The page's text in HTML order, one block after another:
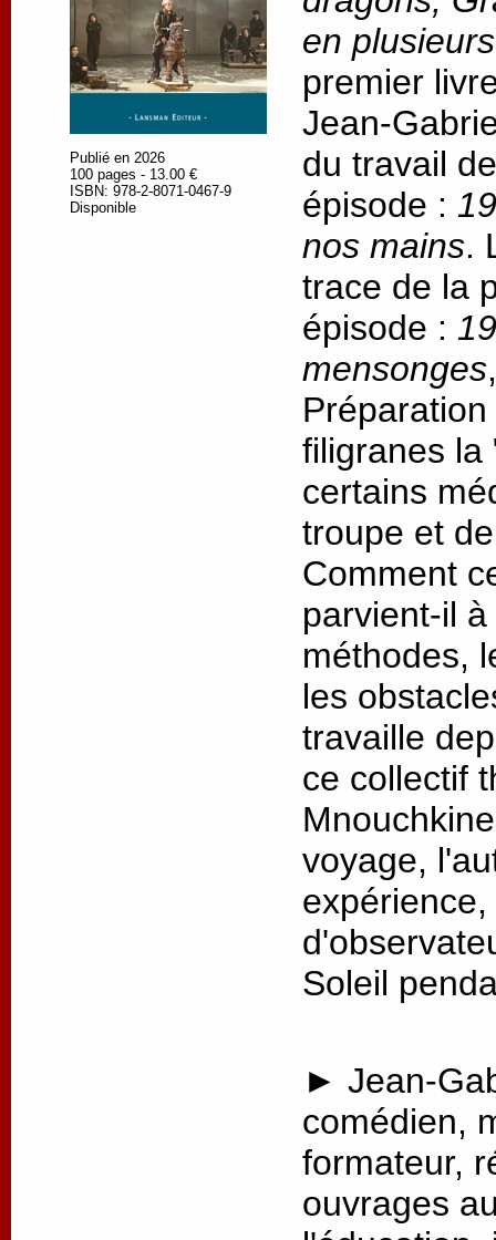
Publié en 2026
100 pages - 13.00 €
ISBN: 978-2-8071-0467-9
Disponible
en
premier
Jean-
du travail
épisode :
nos mains.
trace de la
épisode :
mensonges
filigranes la
certains
troupe et
Comment
parvient-il
méthodes,
les
travaille
ce collectif
voyage,
Soleil
► Jean-
comédien,
formateur,
ouvrages